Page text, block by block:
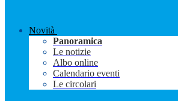
Novità
Panoramica
Le notizie
Albo online
Calendario eventi
Le circolari